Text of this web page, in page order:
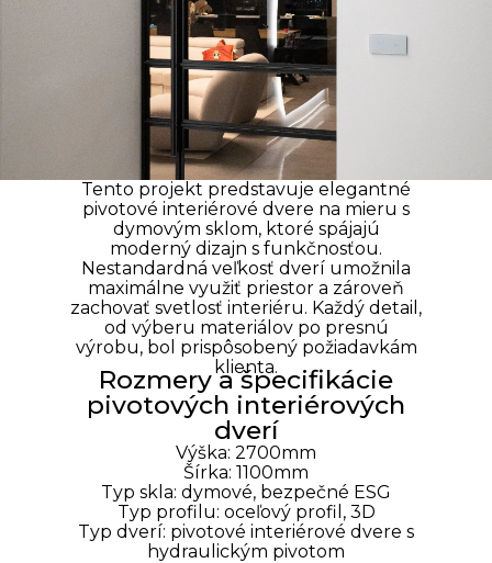
Tento projekt predstavuje elegantné
pivotové interiérové dvere na mieru s
dymovým sklom, ktoré spájajú
moderný dizajn s funkčnosťou.
Nestandardná veľkosť dverí umožnila
maximálne využiť priestor a zároveň
zachovať svetlosť interiéru. Každý detail,
od výberu materiálov po presnú
výrobu, bol prispôsobený požiadavkám
klienta.
Výška: 2700mm
Šírka: 1100mm
Typ skla: dymové, bezpečné ESG
Typ profilu: oceľový profil, 3D
Typ dverí: pivotové interiérové dvere s
hydraulickým pivotom
Rozmery a špecifikácie
pivotových interiérových
dverí